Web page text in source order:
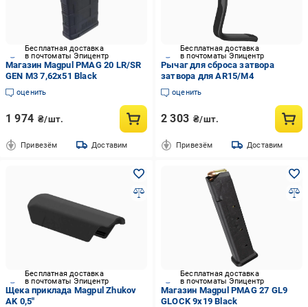
Бесплатная доставка
в почтоматы Эпицентр
Магазин Magpul PMAG 20 LR/SR
GEN M3 7,62x51 Black
оценить
1 974 ₴/шт.
Привезём Доставим
Бесплатная доставка
в почтоматы Эпицентр
Рычаг для сброса затвора
затвора для AR15/M4
оценить
2 303 ₴/шт.
Привезём Доставим
Бесплатная доставка
в почтоматы Эпицентр
Щека приклада Magpul Zhukov
AK 0,5"
Бесплатная доставка
в почтоматы Эпицентр
Магазин Magpul PMAG 27 GL9
GLOCK 9x19 Black